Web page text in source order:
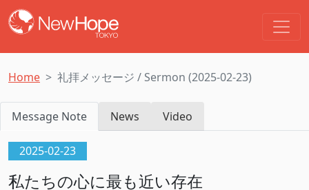
Home 礼拝メッセージ / Sermon (2025-02-23)
Message Note News Video
2025-02-23
私たちの心に最も近い存在